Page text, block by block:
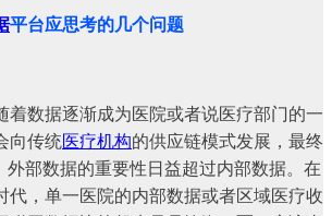
平台应思考的几个问题
着数据逐渐成为医院或者说医疗部门的一
向传统医疗机构的供应链模式发展，最终
外部数据的重要性日益超过内部数据。在
代，单一医院的内部数据或者区域医疗收